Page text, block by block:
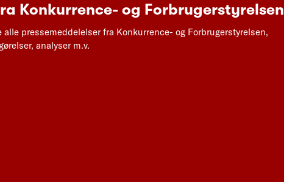
Konkurrence- og Forbrugerstyrelsen
pressemeddelelser fra Konkurrence- og Forbrugerstyrelsen,
analyser m.v.